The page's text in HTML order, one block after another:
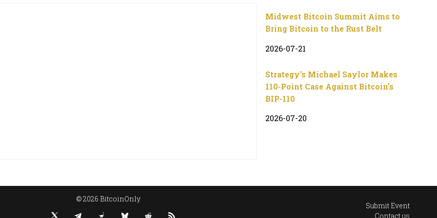
Midwest Bitcoin Summit Aims to
Bring Bitcoin to the Rust Belt
2026-07-21
Strategy’s Michael Saylor Makes
110-Point Case Against Bitcoin’s
BIP-110
2026-07-20
© 2026 BitcoinOnly
Submit Event
Contact us